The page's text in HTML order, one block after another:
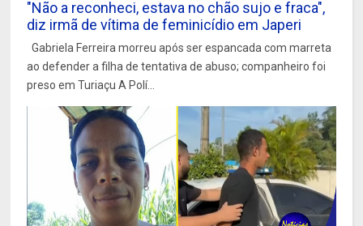
"Não a reconheci, estava no chão sujo e fraca",
diz irmã de vítima de feminicídio em Japeri
Gabriela Ferreira morreu após ser espancada com marreta
ao defender a filha de tentativa de abuso; companheiro foi
preso em Turiaçu A Polí...